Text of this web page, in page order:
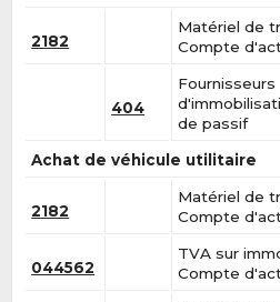
2182
Matériel de
Compte
404
Fournisseurs
de passif
Achat de véhicule utilitaire
2182
Matériel de
Compte
044562
TVA sur
Compte